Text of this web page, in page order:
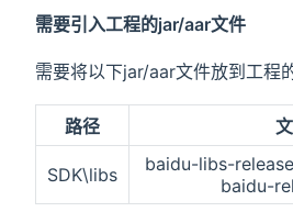
需要引入工程的jar/aar文件
需要将以下jar/aar文件放到工程
路径
SDK\libs
baidu-libs-
baidu-